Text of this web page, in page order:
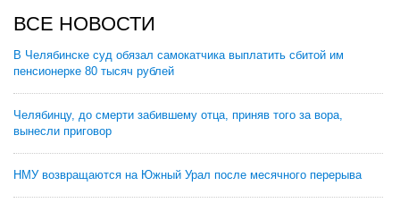
ВСЕ НОВОСТИ
В Челябинске суд обязал самокатчика выплатить сбитой им
пенсионерке 80 тысяч рублей
Челябинцу, до смерти забившему отца, приняв того за вора,
вынесли приговор
НМУ возвращаются на Южный Урал после месячного перерыва